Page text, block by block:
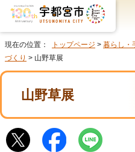
現在の位置： トップページ > 暮らし・
づくり > 山野草展
山野草展